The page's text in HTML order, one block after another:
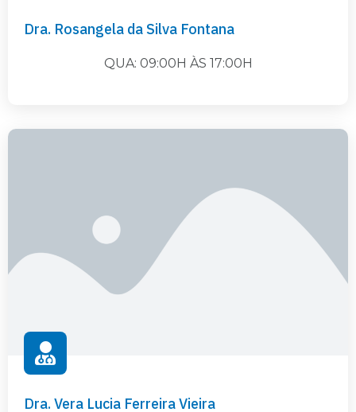
Dra. Rosangela da Silva Fontana
QUA: 09:00H ÀS 17:00H
Dra. Vera Lucia Ferreira Vieira